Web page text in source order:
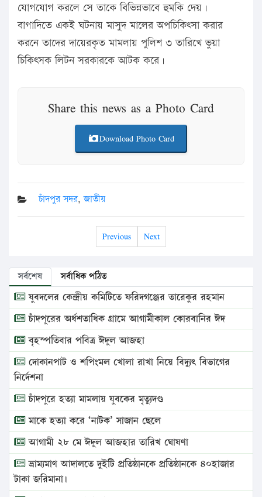
যোগযোগ করলে সে তাকে বিভিন্নভাবে হুমকি দেয়।
বাগাদিতে একই ঘটনায় মাসুদ মালের অপচিকিৎসা করার
করনে তাদের দায়েরকৃত মামলায় পুলিশ ৩ তারিখে ভুয়া
চিকিৎসক লিটন সরকারকে আটক করে।
Share this news as a Photo Card
Download Photo Card
চাঁদপুর সদর,জাতীয়
Previous Next
সর্বশেষ সর্বাধিক পঠিত
যুবদলের কেন্দ্রীয় কমিটিতে ফরিদগঞ্জের তারেকুর রহমান
চাঁদপুরের অর্ধশতাধিক গ্রামে আগামীকাল কোরবানির ঈদ
বৃহস্পতিবার পবিত্র ঈদুল আজহা
দোকানপাট ও শপিংমল খোলা রাখা নিয়ে বিদ্যুৎ বিভাগের
নির্দেশনা
চাঁদপুরে হত্যা মামলায় যুবকের মৃত্যুদণ্ড
মাকে হত্যা করে ‘নাটক’ সাজান ছেলে
আগামী ২৮ মে ঈদুল আজহার তারিখ ঘোষণা
ভ্রাম্যমাণ আদালতে দুইটি প্রতিষ্ঠানকে প্রতিষ্ঠানকে ৪০হাজার
টাকা জরিমানা।